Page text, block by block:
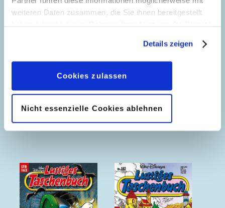
weiteren Daten zusammen, die Sie ihnen bereitgestellt
geben, können Sie diese jederzeit in der
Datenschutzerklärungwieder widerrufen.
Details zeigen
Cookies zulassen
Nicht essenzielle Cookies ablehnen
Weltwunder
Weltwunder